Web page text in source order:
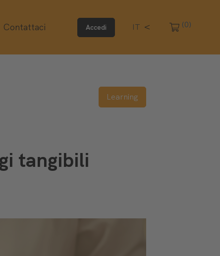
Contattaci Accedi IT (0)
Learning
tangibili